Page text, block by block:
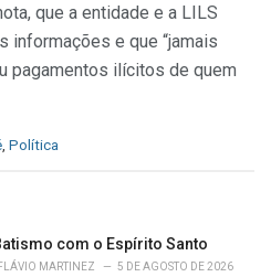
que a entidade e a LILS
informações e que “jamais
pagamentos ilícitos de quem
Política
com o Espírito Santo
MARTINEZ 5 DE AGOSTO DE 2026